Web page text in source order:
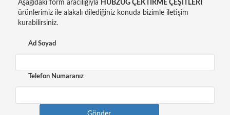
Aşağıdaki form aracılığıyla HUBZUG ÇEKTİRME ÇEŞİTLERİ
ürünlerimiz ile alakalı dilediğiniz konuda bizimle iletişim
kurabilirsiniz.
Ad Soyad
Telefon Numaranız